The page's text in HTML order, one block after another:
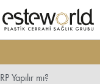
Yapılır mı?